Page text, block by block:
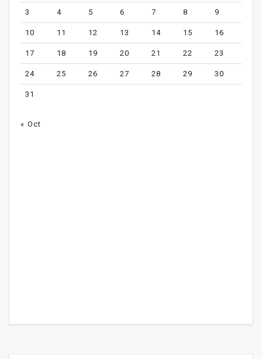
3 4 5 6 7 8 9
10 11 12 13 14 15 16
17 18 19 20 21 22 23
24 25 26 27 28 29 30
31
« Oct